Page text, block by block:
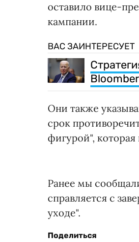
оставило вице-
кампании.
ВАС ЗАИНТЕРЕСУЕТ
Они также
срок
фигурой", которая
Ранее мы
справляется с
уходе".
Поделиться